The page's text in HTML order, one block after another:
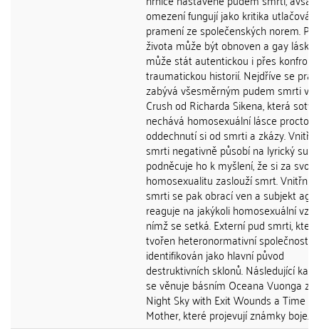
omezení fungují jako kritika
pramení ze společenských norem.
života může být obnoven a gay
může stát autentickou i přes
traumatickou historií. Nejdříve se
zabývá všesměrným pudem smrti ve
Crush od Richarda Sikena, která sotva
nechává homosexuální lásce proctor
oddechnutí si od smrti a zkázy.
smrti negativně působí na lyrický
podněcuje ho k myšlení, že si za svou
homosexualitu zaslouží smrt. Vnitřní
smrti se pak obrací ven a subjekt
reaguje na jakýkoli homosexuální
nímž se setká. Externí pud smrti,
tvořen heteronormativní společností,
identifikován jako hlavní původ
destruktivních sklonů. Následující
se věnuje básním Oceana Vuonga
Night Sky with Exit Wounds a Time is
Mother, které projevují známky boje...